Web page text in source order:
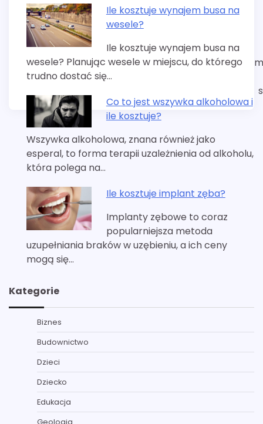
Ile kosztuje wynajem busa na
wesele?
Ile kosztuje wynajem busa na
wesele? Planując wesele w miejscu, do którego
trudno dostać się…
Co to jest wszywka alkoholowa i
ile kosztuje?
Wszywka alkoholowa, znana również jako
esperal, to forma terapii uzależnienia od alkoholu,
która polega na…
Ile kosztuje implant zęba?
Implanty zębowe to coraz
popularniejsza metoda
uzupełniania braków w uzębieniu, a ich ceny
mogą się…
Kategorie
Biznes
Budownictwo
Dzieci
Dziecko
Edukacja